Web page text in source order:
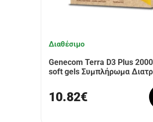
Διαθέσιμο
Genecom Terra D3 Plus
soft gels Συμπλήρωμα
10.82€